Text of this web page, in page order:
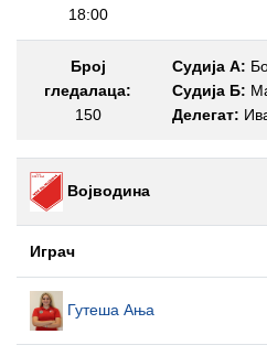
18:00
Број
гледалаца:
150
Судија А:
Судија Б:
Делегат:
Војводина
Играч
Гутеша Ања